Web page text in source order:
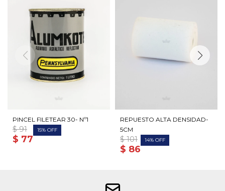
PINCEL FILETEAR 30- Nº1
$ 77
$ 91 15
REPUESTO ALTA DENSIDAD-
5CM
$ 86
$ 101 14